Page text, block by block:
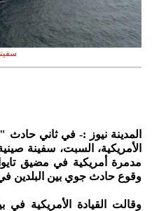
المدينة نيوز :- في ثاني
الأمريكية، السبت، سفينة
مدمرة أمريكية في مضيق
وقوع حادث جوي بين البلدين
وقالت القيادة الأمريكية في